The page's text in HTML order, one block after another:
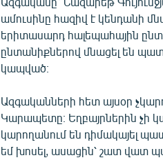
ամուսինը հազիվ է կենդանի
երիտասարդ հալեպահային
ընտանիքներով մնացել են
կապված։
Ազգականների հետ այսօր
Կարապետը։ Եղբայրներին չի
կարողանում են դիմակայել
եմ խոսել, ասացին՝ շատ վատ